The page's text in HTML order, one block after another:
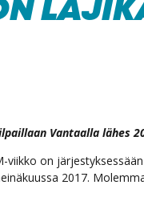
Vantaalla lähes
viikko on
2017.